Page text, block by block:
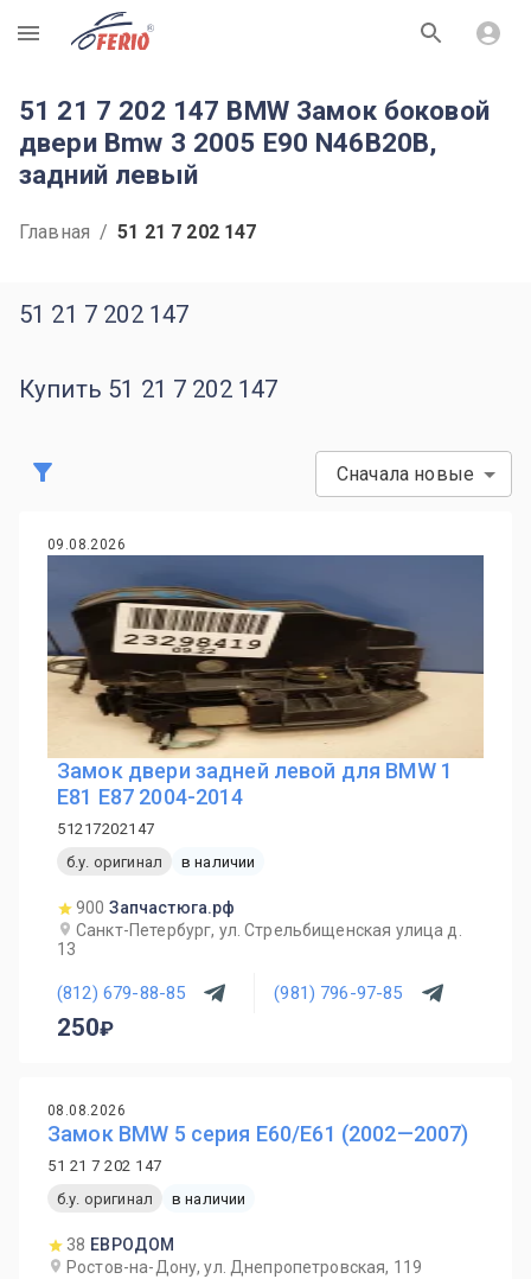
R
51 21 7 202 147 BMW Замок боковой
двери Bmw 3 2005 E90 N46B20B,
задний левый
Главная / 51 21 7 202 147
51 21 7 202 147
Купить 51 21 7 202 147
Сначала новые
09.08.2026
Замок двери задней левой для BMW 1
E81 E87 2004-2014
51217202147
б.у. оригинал
в наличии
900 Запчастюга.рф
Санкт-Петербург, ул. Стрельбищенская улица д.
13
(812) 679-88-85 (981) 796-97-85
250
08.08.2026
Замок BMW 5 серия E60/E61 (2002—2007)
51 21 7 202 147
б.у. оригинал
в наличии
38 ЕВРОДОМ
Ростов-на-Дону, ул. Днепропетровская, 119